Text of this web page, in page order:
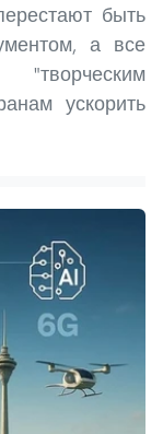
быть
а все
ускорить